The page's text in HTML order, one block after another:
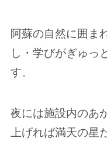
阿蘇の自然に囲ま
し・学びがぎゅっ
す。
夜には施設内のあ
上げれば満天の星